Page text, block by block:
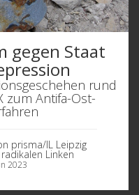
gegen Staat
rund
zum Antifa-Ost-
prisma/IL Leipzig
Linken
2023